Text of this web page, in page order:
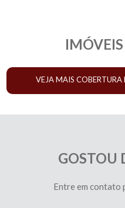
VEJA MAIS
GOSTOU
Entre em contato